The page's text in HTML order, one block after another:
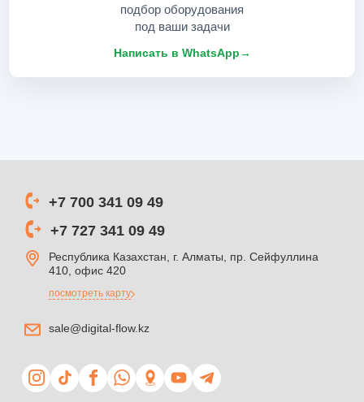
подбор оборудования
под ваши задачи
Написать в WhatsApp→
+7 700 341 09 49
+7 727 341 09 49
Республика Казахстан, г. Алматы, пр. Сейфуллина
410, офис 420
посмотреть карту
sale@digital-flow.kz